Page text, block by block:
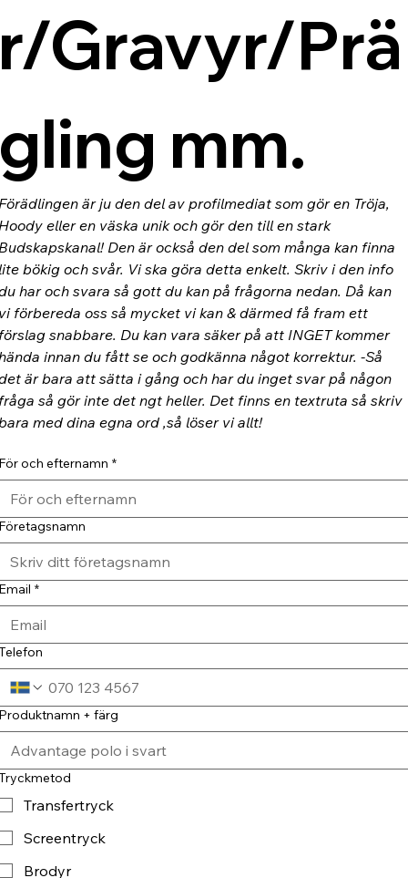
Gravyr/Prä
mm.
är ju den del av profilmediat som gör en Tröja,
eller en väska unik och gör den till en stark
Den är också den del som många kan finna
bökig och svår. Vi ska göra detta enkelt. Skriv i den info
har och svara så gott du kan på frågorna nedan. Då kan
förbereda oss så mycket vi kan & därmed få fram ett
snabbare. Du kan vara säker på att INGET kommer
innan du fått se och godkänna något korrektur. -Så
är bara att sätta i gång och har du inget svar på någon
så gör inte det ngt heller. Det finns en textruta så skriv
med dina egna ord ,så löser vi allt!
och efternamn *
*
+ färg
Transfertryck
Screentryck
Brodyr